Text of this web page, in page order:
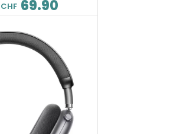
CHF 69.90